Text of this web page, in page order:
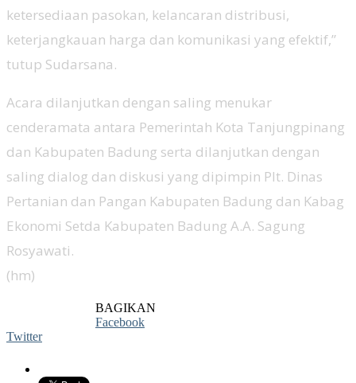
ketersediaan pasokan, kelancaran distribusi,
keterjangkauan harga dan komunikasi yang efektif,”
tutup Sudarsana.
Acara dilanjutkan dengan saling menukar
cenderamata antara Pemerintah Kota Tanjungpinang
dan Kabupaten Badung serta dilanjutkan dengan
saling dialog dan diskusi yang dipimpin Plt. Dinas
Pertanian dan Pangan Kabupaten Badung dan Kabag
Ekonomi Setda Kabupaten Badung A.A. Sagung
Rosyawati.
(hm)
BAGIKAN
Facebook
Twitter